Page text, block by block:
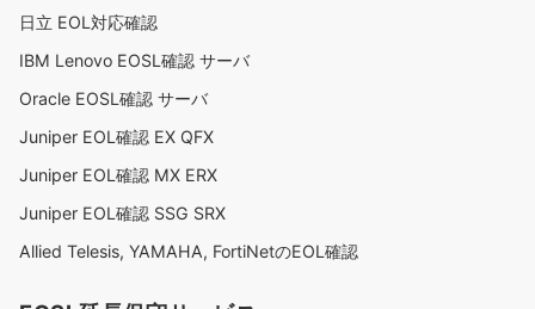
日立 EOL対応確認
IBM Lenovo EOSL確認 サーバ
Oracle EOSL確認 サーバ
Juniper EOL確認 EX QFX
Juniper EOL確認 MX ERX
Juniper EOL確認 SSG SRX
Allied Telesis, YAMAHA, FortiNetのEOL確認